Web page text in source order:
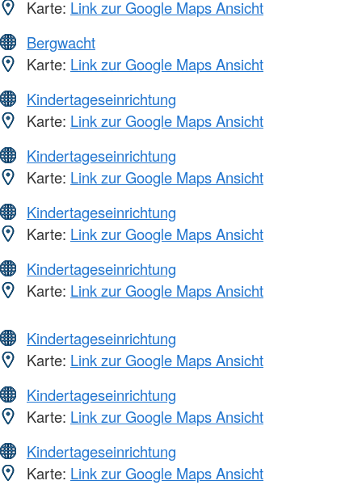
Karte: Link zur Google Maps Ansicht
Bergwacht
Karte: Link zur Google Maps Ansicht
Kindertageseinrichtung
Karte: Link zur Google Maps Ansicht
Kindertageseinrichtung
Karte: Link zur Google Maps Ansicht
Kindertageseinrichtung
Karte: Link zur Google Maps Ansicht
Kindertageseinrichtung
Karte: Link zur Google Maps Ansicht
Kindertageseinrichtung
Karte: Link zur Google Maps Ansicht
Kindertageseinrichtung
Karte: Link zur Google Maps Ansicht
Kindertageseinrichtung
Karte: Link zur Google Maps Ansicht